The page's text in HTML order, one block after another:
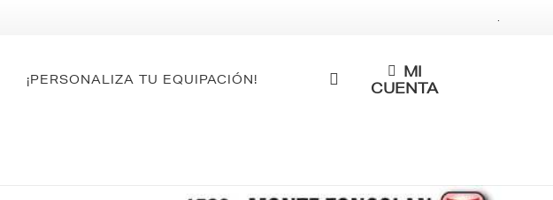
.
¡PERSONALIZA TU EQUIPACIÓN!
MI
CUENTA